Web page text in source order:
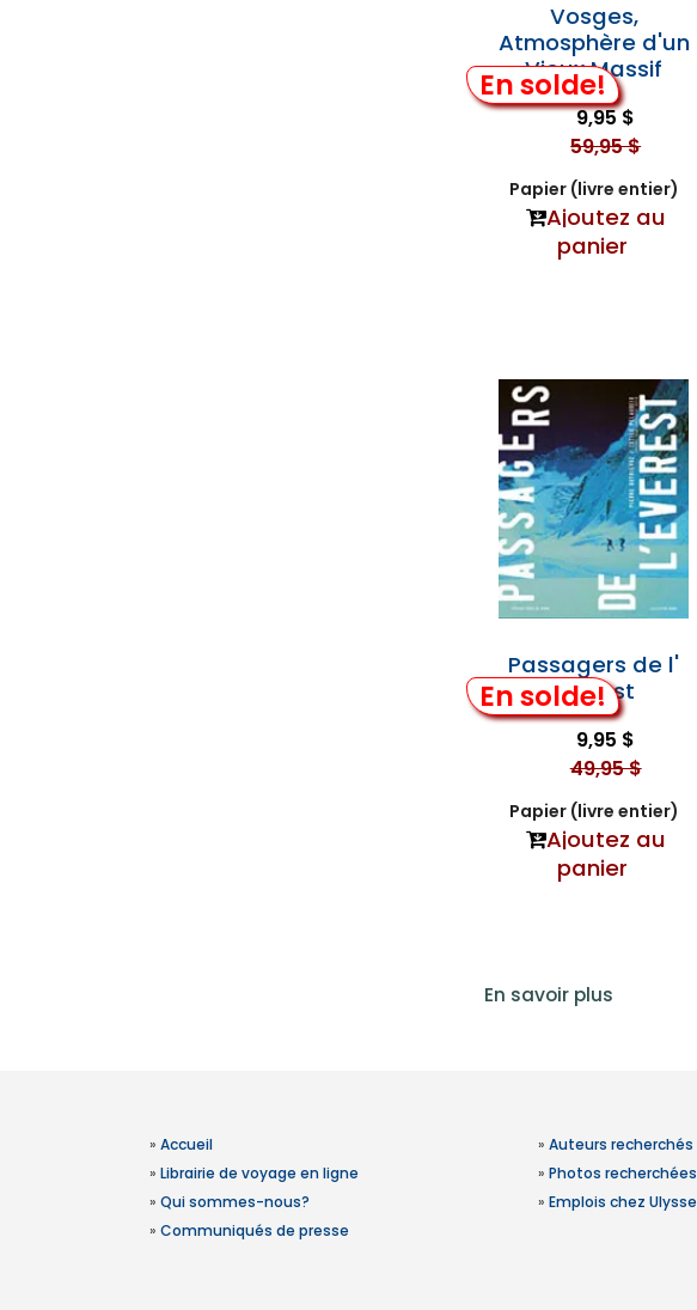
En solde!
Vosges,
Atmosphère d'un
Vieux Massif
9,95 $
59,95 $
Papier (livre entier)
Ajoutez au
panier
En solde!
Passagers de l'
Everest
9,95 $
49,95 $
Papier (livre entier)
Ajoutez au
panier
En savoir plus
» Accueil
» Librairie de voyage en ligne
» Qui sommes-nous?
» Communiqués de presse
» Auteurs recherchés
» Photos recherchées
» Emplois chez Ulysse